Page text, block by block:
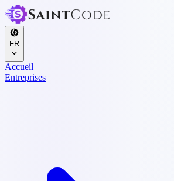
FR
Accueil
Entreprises